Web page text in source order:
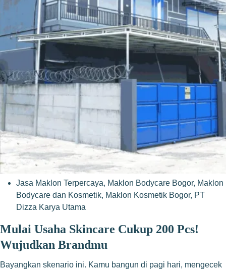
Jasa Maklon Terpercaya, Maklon Bodycare Bogor, Maklon
Bodycare dan Kosmetik, Maklon Kosmetik Bogor, PT
Dizza Karya Utama
Mulai Usaha Skincare Cukup 200 Pcs!
Wujudkan Brandmu
Bayangkan skenario ini. Kamu bangun di pagi hari, mengecek